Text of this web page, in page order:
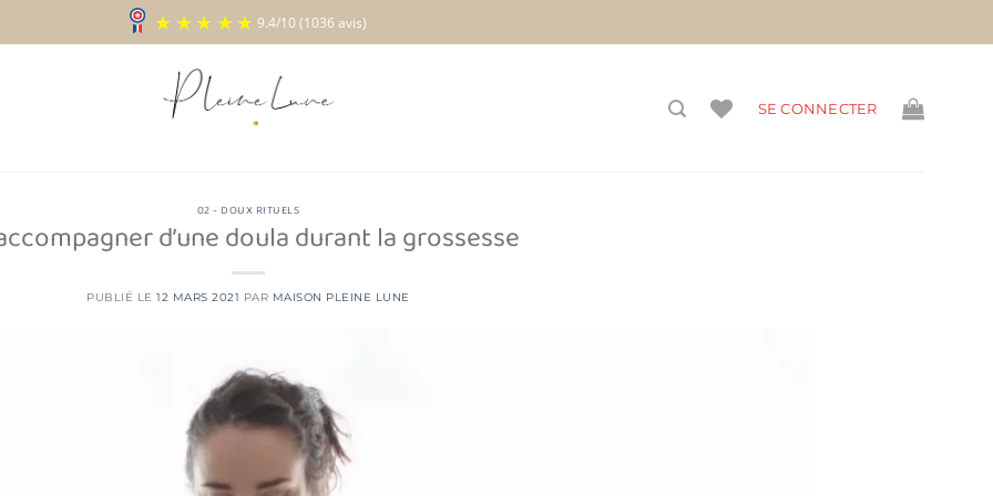
SE CONNECTER
02 - DOUX RITUELS
d’une doula durant la grossesse
PUBLIÉ LE12 MARS 2021 PAR MAISON PLEINE LUNE